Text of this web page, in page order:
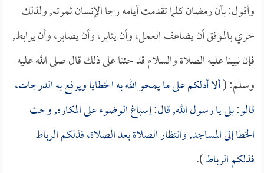
وأقول: بأن رمضان كلما تقدمت أيامه رجا الإنسان ثمرته, ولذلك
حري بالموفق أن يضاعف العمل، وأن يثابر، وأن يصابر، وأن يرابط,
فإن نبينا عليه الصلاة والسلام قد حثنا على ذلك قال صلى الله عليه
وسلم: (ألا أدلكم على ما يمحو الله به الخطايا ويرفع به الدرجات،
قالو: بلى يا رسول الله, قال: إسباغ الوضوء على المكاره, وحث
الخطا إلى المساجد, وانتظار الصلاة بعد الصلاة، فذلكم الرباط
فذلكم الرباط).